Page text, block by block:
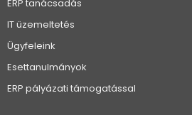
ERP tanácsadás
IT üzemeltetés
Ügyfeleink
Esettanulmányok
ERP pályázati támogatással